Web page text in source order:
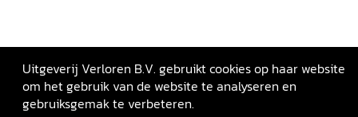
Uitgeverij Verloren B.V. gebruikt cookies op haar website
om het gebruik van de website te analyseren en
gebruiksgemak te verbeteren.